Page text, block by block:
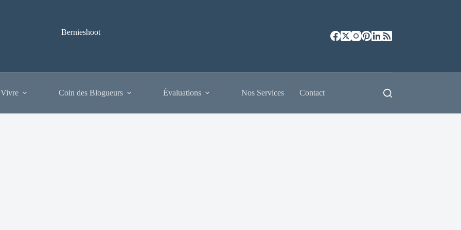
Bernieshoot
Coin des Blogueurs Évaluations Nos Services Contact